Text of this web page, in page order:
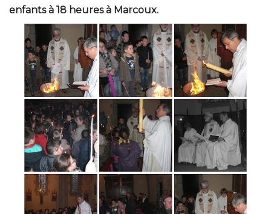
enfants à 18 heures à Marcoux.